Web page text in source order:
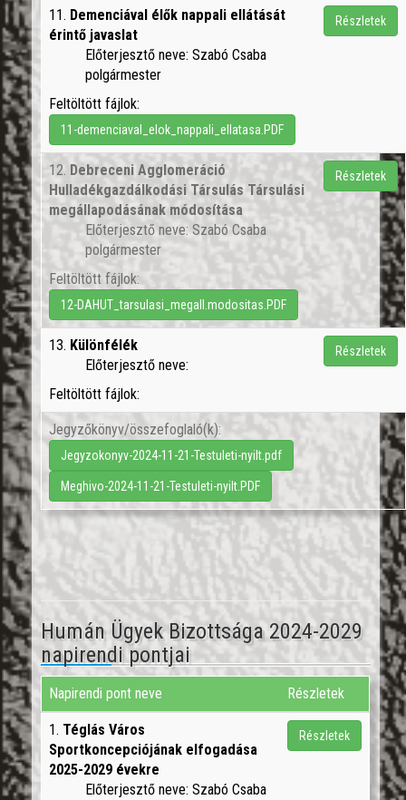
11. Demenciával élők nappali ellátását
érintő javaslat
Előterjesztő neve: Szabó Csaba
polgármester
Feltöltött fájlok:
11-demenciaval_elok_nappali_ellatasa.PDF
Részletek
12. Debreceni Agglomeráció
Hulladékgazdálkodási Társulás Társulási
megállapodásának módosítása
Előterjesztő neve: Szabó Csaba
polgármester
Feltöltött fájlok:
12-DAHUT_tarsulasi_megall.modositas.PDF
Részletek
13. Különfélék
Előterjesztő neve:
Feltöltött fájlok:
Részletek
Jegyzőkönyv/összefoglaló(k):
Jegyzokonyv-2024-11-21-Testuleti-nyilt.pdf
Meghivo-2024-11-21-Testuleti-nyilt.PDF
Humán Ügyek Bizottsága 2024-2029
napirendi pontjai
Napirendi pont neve Részletek
1. Téglás Város
Sportkoncepciójának elfogadása
2025-2029 évekre
Előterjesztő neve: Szabó Csaba
Részletek